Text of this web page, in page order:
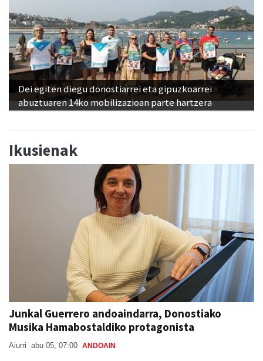
Dei egiten diegu donostiarrei eta gipuzkoarrei
abuztuaren 14ko mobilizazioan parte hartzera
Ikusienak
Junkal Guerrero andoaindarra, Donostiako
Musika Hamabostaldiko protagonista
Aiurri abu 05, 07:00 ANDOAIN